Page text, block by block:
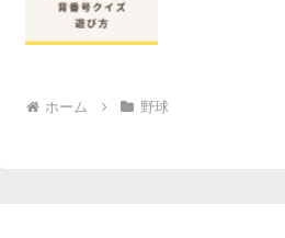
ホーム 野球